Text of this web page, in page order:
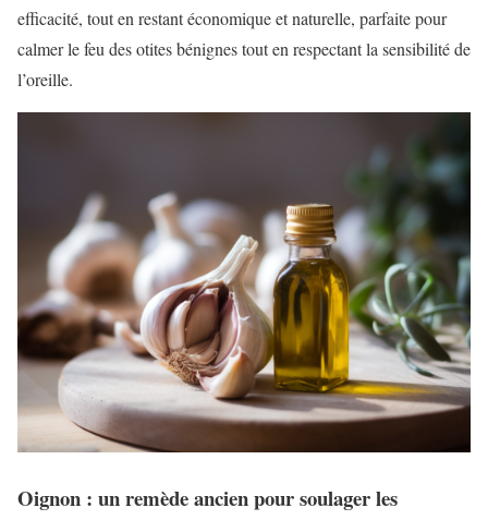
efficacité, tout en restant économique et naturelle, parfaite pour
calmer le feu des otites bénignes tout en respectant la sensibilité de
l’oreille.
Oignon : un remède ancien pour soulager les